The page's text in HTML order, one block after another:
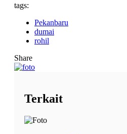
tags:
Pekanbaru
dumai
rohil
Share
Terkait